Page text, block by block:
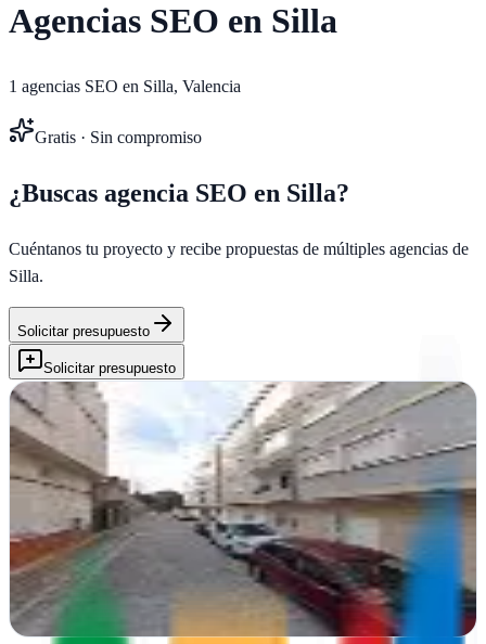
Agencias SEO en Silla
1 agencias SEO en Silla, Valencia
Gratis · Sin compromiso
¿Buscas agencia SEO en Silla?
Cuéntanos tu proyecto y recibe propuestas de múltiples agencias de
Silla.
Solicitar presupuesto
Solicitar presupuesto
Creatifywebs | Diseño Web, Diseño de paginas web
Silla, Valencia
Creamos webs modernas y funcionales en Silla que convierten
visitantes en clientes. Diseño responsivo y estrategia digital para tu
negocio
Ver ficha